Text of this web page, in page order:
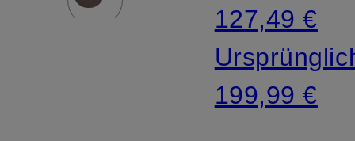
127,49 €
199,99 €